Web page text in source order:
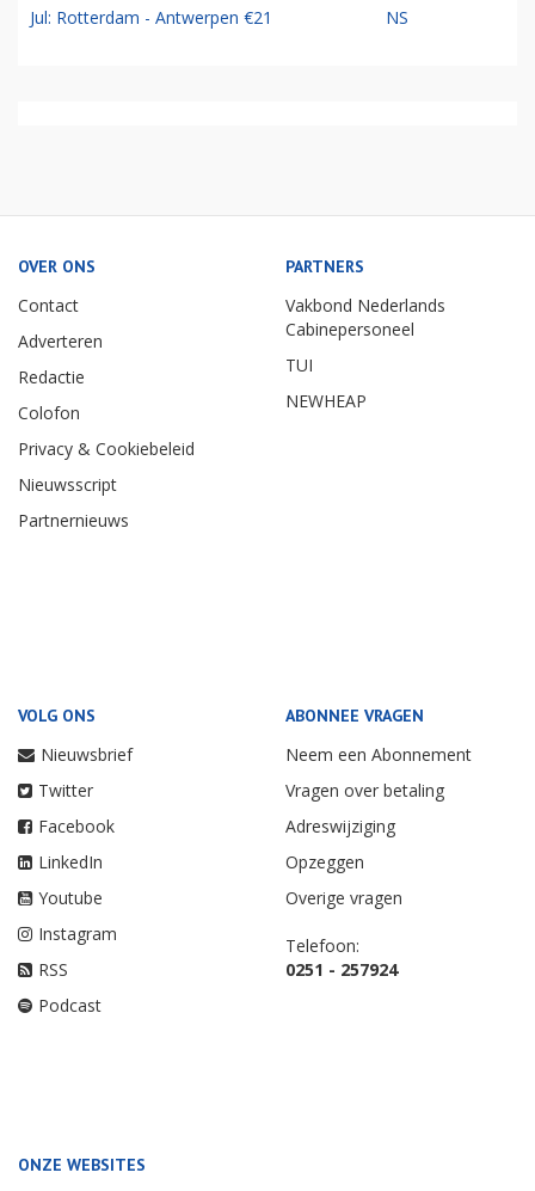
Jul: Rotterdam - Antwerpen €21 NS
OVER ONS
Contact
Adverteren
Redactie
Colofon
Privacy & Cookiebeleid
Nieuwsscript
Partnernieuws
PARTNERS
Vakbond Nederlands
Cabinepersoneel
TUI
NEWHEAP
VOLG ONS
Nieuwsbrief
Twitter
Facebook
LinkedIn
Youtube
Instagram
RSS
Podcast
ABONNEE VRAGEN
Neem een Abonnement
Vragen over betaling
Adreswijziging
Opzeggen
Overige vragen
Telefoon:
0251 - 257924
ONZE WEBSITES